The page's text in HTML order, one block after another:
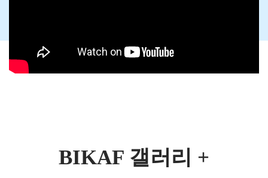
BIKAF 갤러리 +